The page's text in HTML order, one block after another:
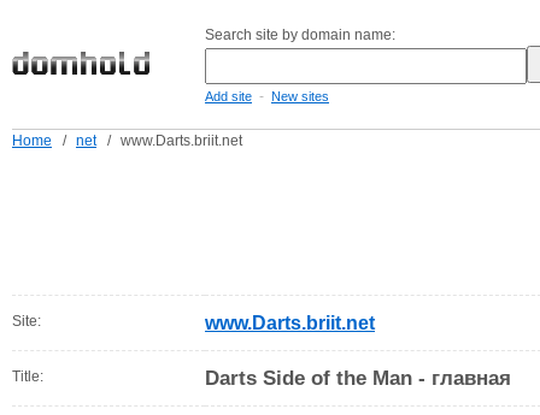
Search site by domain name:
Add site - New sites
Home / net / www.Darts.briit.net
Site: www.Darts.briit.net
Title: Darts Side of the Man - главная